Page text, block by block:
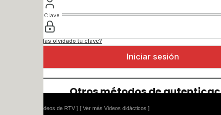
[ Ver más Vídeos didácticos ]